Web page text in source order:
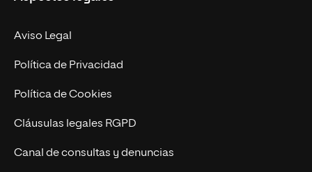
Experto Universitario
Postgrados
Cursos Universitarios
Facultades
Nuestro Equipo
Trabaja en UNIR
Actualidad
UNIR Revista
Eventos
Aviso Legal
Política de Privacidad
Política de Cookies
Cláusulas legales RGPD
Canal de consultas y denuncias